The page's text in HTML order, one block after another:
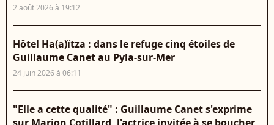
2 août 2026 à 19:12
Hôtel Ha(a)ïtza : dans le refuge cinq étoiles de
Guillaume Canet au Pyla-sur-Mer
24 juin 2026 à 06:11
"Elle a cette qualité" : Guillaume Canet s'exprime